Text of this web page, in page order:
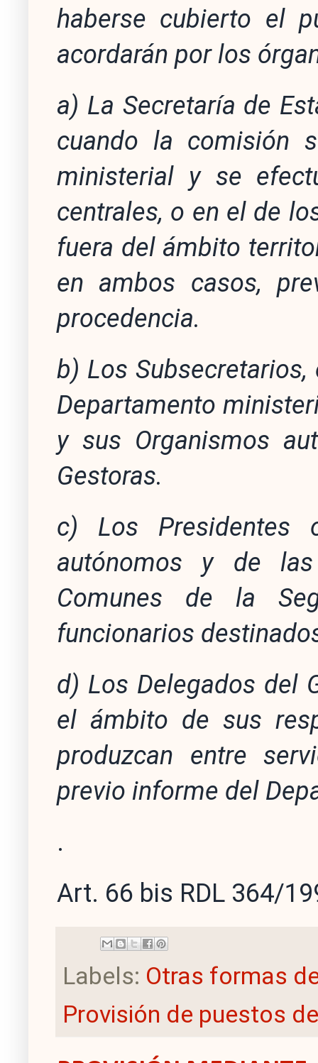
haberse cubierto el
acordarán por los
a) La Secretaría de
cuando la comisión
ministerial y se
centrales, o en el de
fuera del ámbito
en ambos casos,
procedencia.
b) Los
Departamento
y sus Organismos
Gestoras.
c) Los Presidentes
autónomos y de las
Comunes de la
funcionarios
d) Los Delegados del
el ámbito de sus
produzcan entre
previo informe del
.
Art. 66 bis RDL 364/
Labels: Otras formas
Provisión de puestos